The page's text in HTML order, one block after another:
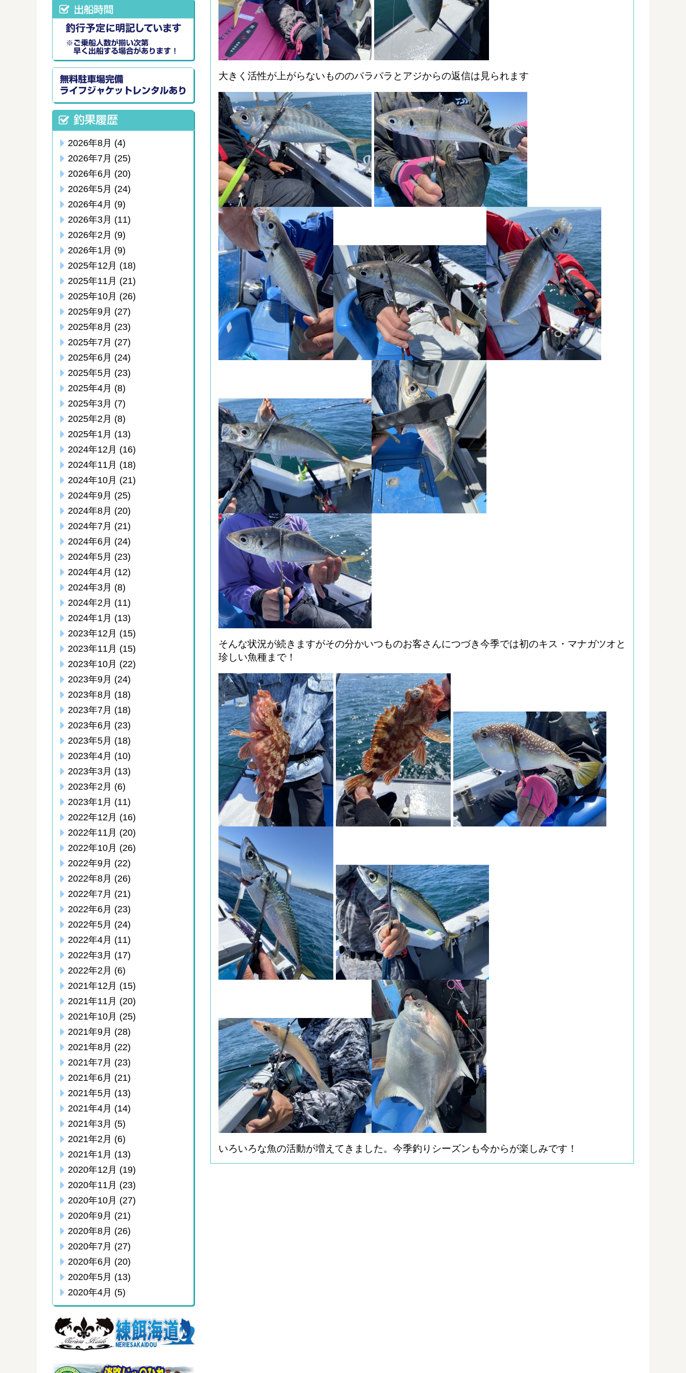
2026年8月 (4)
2026年7月 (25)
2026年6月 (20)
2026年5月 (24)
2026年4月 (9)
2026年3月 (11)
2026年2月 (9)
2026年1月 (9)
2025年12月 (18)
2025年11月 (21)
2025年10月 (26)
2025年9月 (27)
2025年8月 (23)
2025年7月 (27)
2025年6月 (24)
2025年5月 (23)
2025年4月 (8)
2025年3月 (7)
2025年2月 (8)
2025年1月 (13)
2024年12月 (16)
2024年11月 (18)
2024年10月 (21)
2024年9月 (25)
2024年8月 (20)
2024年7月 (21)
2024年6月 (24)
2024年5月 (23)
2024年4月 (12)
2024年3月 (8)
2024年2月 (11)
2024年1月 (13)
2023年12月 (15)
2023年11月 (15)
2023年10月 (22)
2023年9月 (24)
2023年8月 (18)
2023年7月 (18)
2023年6月 (23)
2023年5月 (18)
2023年4月 (10)
2023年3月 (13)
2023年2月 (6)
2023年1月 (11)
2022年12月 (16)
2022年11月 (20)
2022年10月 (26)
2022年9月 (22)
2022年8月 (26)
2022年7月 (21)
2022年6月 (23)
2022年5月 (24)
2022年4月 (11)
2022年3月 (17)
2022年2月 (6)
2021年12月 (15)
2021年11月 (20)
2021年10月 (25)
2021年9月 (28)
2021年8月 (22)
2021年7月 (23)
2021年6月 (21)
2021年5月 (13)
2021年4月 (14)
2021年3月 (5)
2021年2月 (6)
2021年1月 (13)
2020年12月 (19)
2020年11月 (23)
2020年10月 (27)
2020年9月 (21)
2020年8月 (26)
2020年7月 (27)
2020年6月 (20)
2020年5月 (13)
2020年4月 (5)
大きく活性が上がらないもののパラパラとアジからの返信は見られます
そんな状況が続きますがその分かいつものお客さんにつづき今季では初のキス・マナガツオと
珍しい魚種まで！
いろいろな魚の活動が増えてきました。今季釣りシーズンも今からが楽しみです！